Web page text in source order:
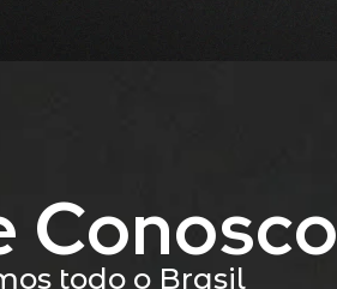
Conosco
todo o Brasil